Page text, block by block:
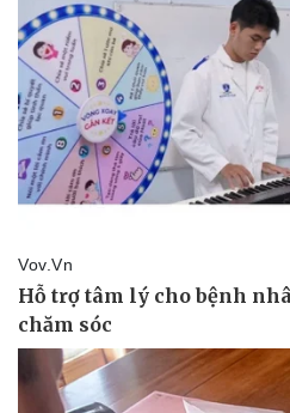
Thể thao
Bóng đá
Lịch thi đấu bóng đá
Thế giới thể thao
eSports
Hậu trường